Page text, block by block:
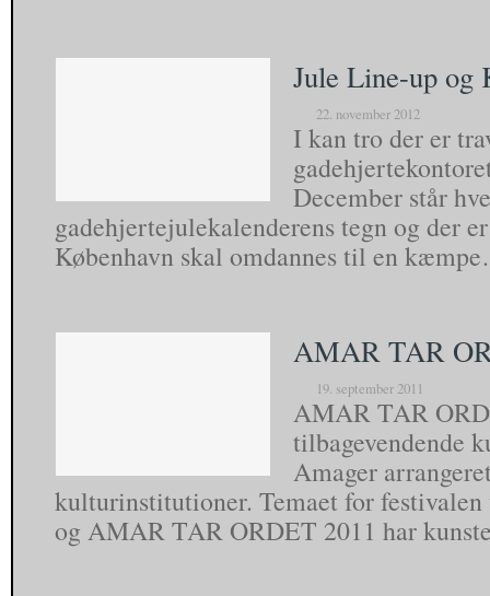
Jule Line-up og
22. november 2012
I kan tro der er
December står
gadehjertejulekalenderens tegn og der
København skal omdannes til en
AMAR TAR
19. september 2011
AMAR TAR
tilbagevendende
Amager
kulturinstitutioner. Temaet for
og AMAR TAR ORDET 2011 har